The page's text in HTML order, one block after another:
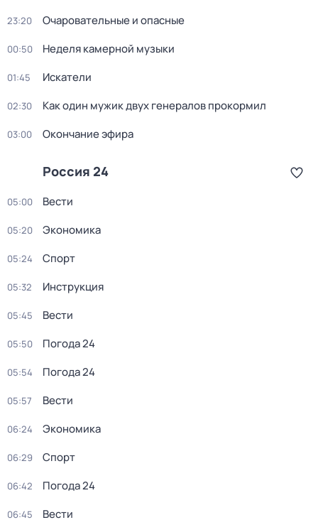
23:20 Очаровательные и опасные
00:50 Неделя камерной музыки
01:45 Искатели
02:30 Как один мужик двух генералов прокормил
03:00 Окончание эфира
Россия 24
05:00 Вести
05:20 Экономика
05:24 Спорт
05:32 Инструкция
05:45 Вести
05:50 Погода 24
05:54 Погода 24
05:57 Вести
06:24 Экономика
06:29 Спорт
06:42 Погода 24
06:45 Вести